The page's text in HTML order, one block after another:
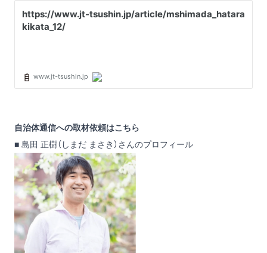
自治体通信への取材依頼はこちら
■ 島田 正樹（しまだ まさき）さんのプロフィール